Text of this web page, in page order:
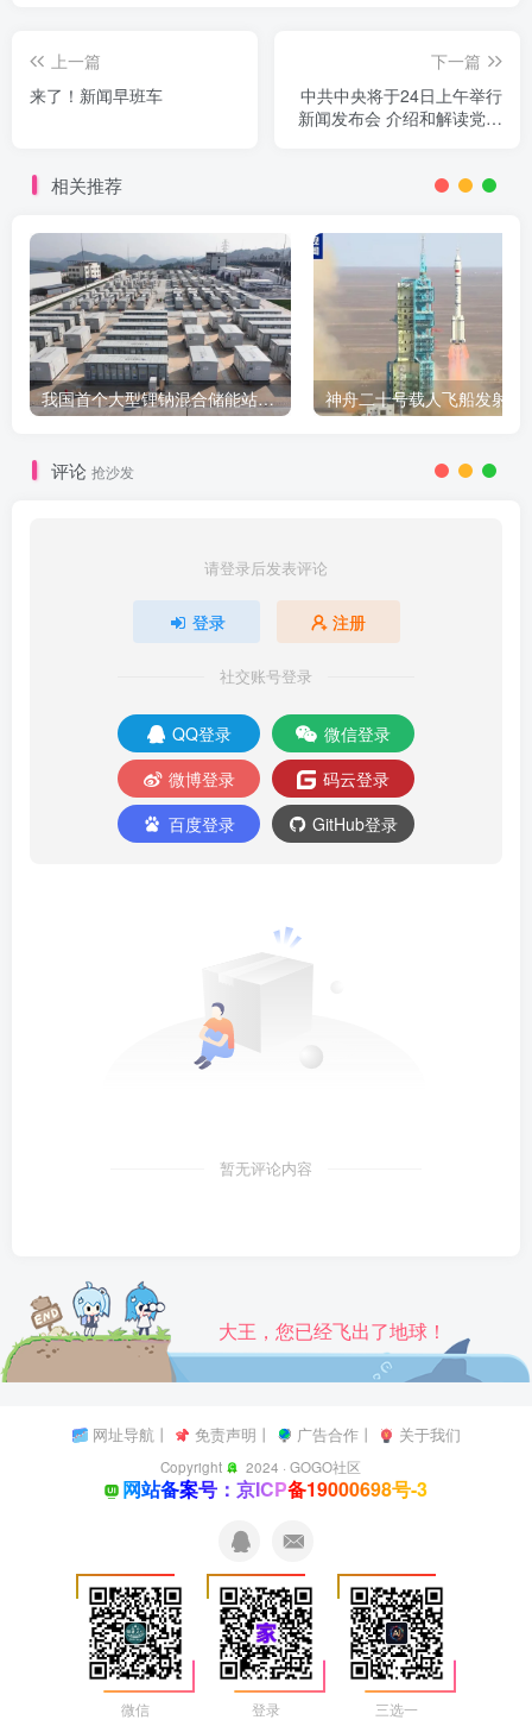
上一篇
来了！新闻早班车
下一篇
中共中央将于24日上午举行
新闻发布会 介绍和解读党的
相关推荐
我国首个大型锂钠混合储能站投产，开启储能新时代
评论 抢沙发
请登录后发表评论
登录 注册
社交账号登录
QQ登录
微信登录
微博登录
码云登录
百度登录
GitHub登录
暂无评论内容
大王，您已经飞出了地球！
网址导航丨 免责声明 丨 广告合作丨 关于我们
Copyright 2024 ·GOGO社区
网站备案号：京ICP备19000698号-3
微信 登录 三选一